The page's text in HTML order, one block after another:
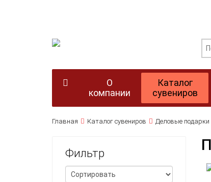
О
компании
Каталог
сувениров
Главная Каталог сувениров Деловые подарки
Фильтр